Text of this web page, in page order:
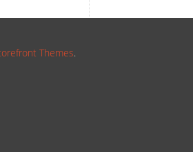
Themes.